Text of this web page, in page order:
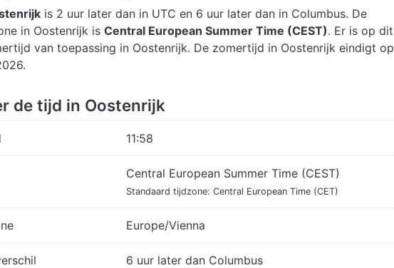
is 2 uur later dan in UTC en 6 uur later dan in Columbus. De
in Oostenrijk is Central European Summer Time (CEST). Er is op dit
van toepassing in Oostenrijk. De zomertijd in Oostenrijk eindigt op
de tijd in Oostenrijk
11:58
Central European Summer Time (CEST)
Standaard tijdzone: Central European Time (CET)
Europe/Vienna
6 uur later dan Columbus